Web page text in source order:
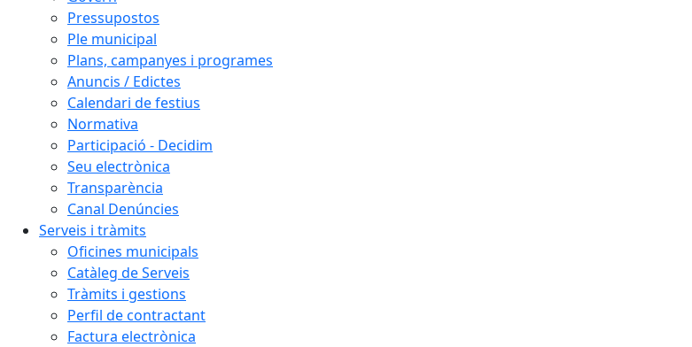
Pressupostos
Ple municipal
Plans, campanyes i programes
Anuncis / Edictes
Calendari de festius
Normativa
Participació - Decidim
Seu electrònica
Transparència
Canal Denúncies
Serveis i tràmits
Oficines municipals
Catàleg de Serveis
Tràmits i gestions
Perfil de contractant
Factura electrònica